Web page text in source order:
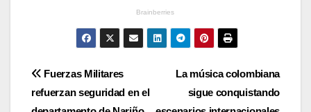
Navegación
de
La música colombiana
sigue conquistando
Fuerzas Militares
refuerzan seguridad en el